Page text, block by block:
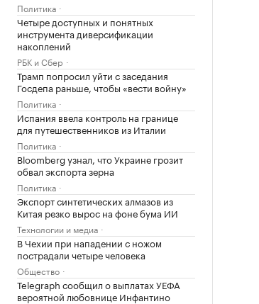
Политика
Четыре доступных и понятных
инструмента диверсификации
накоплений
РБК и Сбер
Трамп попросил уйти с заседания
Госдепа раньше, чтобы «вести войну»
Политика
Испания ввела контроль на границе
для путешественников из Италии
Политика
Bloomberg узнал, что Украине грозит
обвал экспорта зерна
Политика
Экспорт синтетических алмазов из
Китая резко вырос на фоне бума ИИ
Технологии и медиа
В Чехии при нападении с ножом
пострадали четыре человека
Общество
Telegraph сообщил о выплатах УЕФА
вероятной любовнице Инфантино